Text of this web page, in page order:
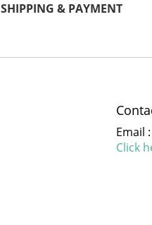
SHIPPING & PAYMENT
Email :
Click